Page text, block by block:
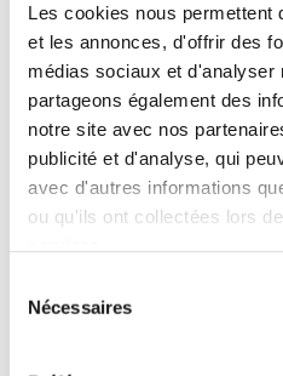
Les cookies nous permettent
et les annonces, d'offrir des
médias sociaux et d'analyser
partageons également des
notre site avec nos
publicité et d'analyse, qui
avec d'autres informations
ou qu'ils ont collectées lors
Nécessaires
Analyse de données
L’analyse de données
traiter des volumes
détectant desmodèles
des insights approfondis.
Exemple d’utilisation
Les équipes de